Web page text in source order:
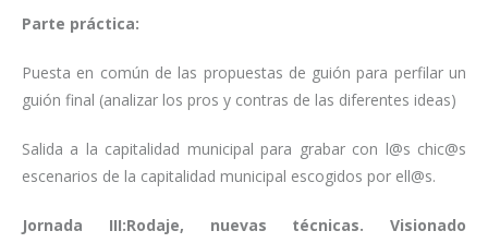
Parte práctica:
Puesta en común de las propuestas de guión para perfilar un
guión final (analizar los pros y contras de las diferentes ideas)
Salida a la capitalidad municipal para grabar con l@s chic@s
escenarios de la capitalidad municipal escogidos por ell@s.
Jornada III:Rodaje, nuevas técnicas. Visionado